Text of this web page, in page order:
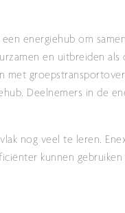
energiehub om
en uitbreiden
Deelnemers in de
nog veel te leren.
kunnen